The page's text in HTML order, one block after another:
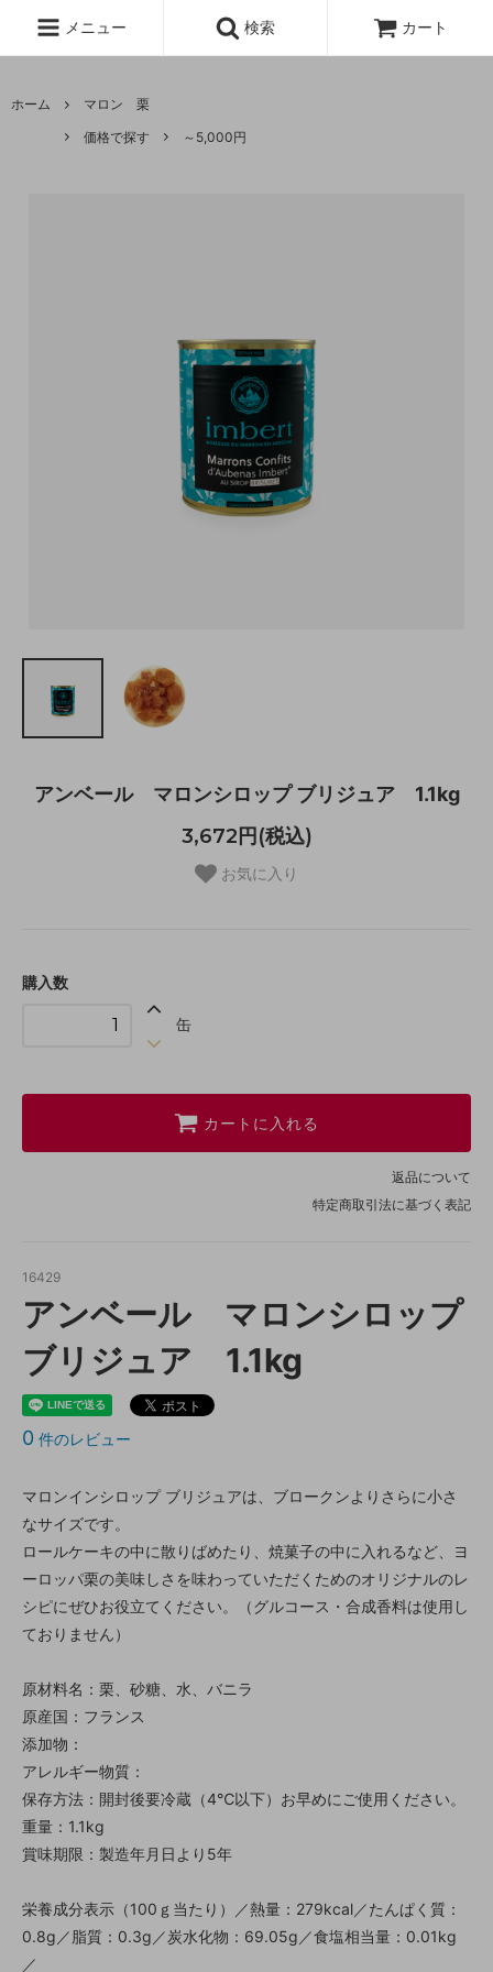
メニュー 検索 カート
ホーム
マロン 栗
価格で探す
～5,000円
アンベール マロンシロップ ブリジュア 1.1kg
3,672円(税込)
お気に入り
購入数
缶
カートに入れる
返品について
特定商取引法に基づく表記
16429
アンベール マロンシロップ
ブリジュア 1.1kg
0 件のレビュー
マロンインシロップ ブリジュアは、ブロークンよりさらに小さ
なサイズです。
ロールケーキの中に散りばめたり、焼菓子の中に入れるなど、ヨ
ーロッパ栗の美味しさを味わっていただくためのオリジナルのレ
シピにぜひお役立てください。（グルコース・合成香料は使用し
ておりません）
原材料名：栗、砂糖、水、バニラ
原産国：フランス
添加物：
アレルギー物質：
保存方法：開封後要冷蔵（4℃以下）お早めにご使用ください。
重量：1.1kg
賞味期限：製造年月日より5年
栄養成分表示（100ｇ当たり）／熱量：279kcal／たんぱく質：
0.8g／脂質：0.3g／炭水化物：69.05g／食塩相当量：0.01kg
／